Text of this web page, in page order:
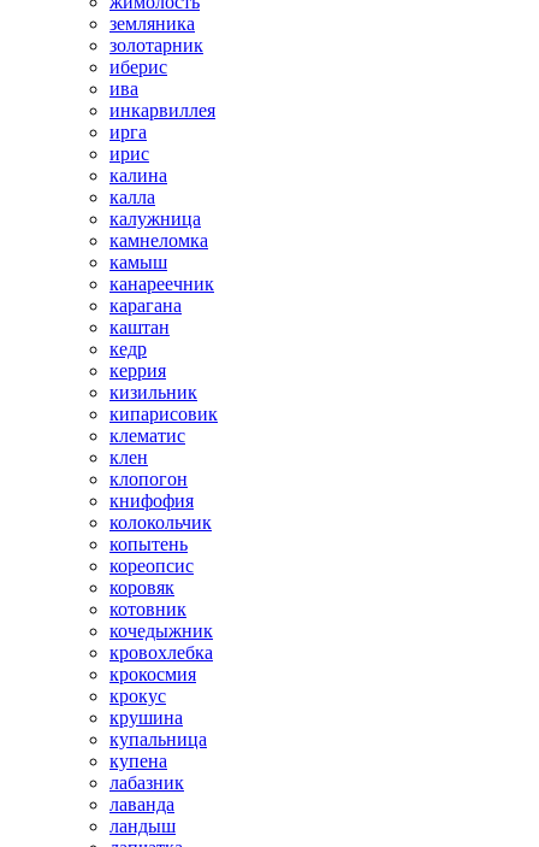
земляника
золотарник
иберис
ива
инкарвиллея
ирга
ирис
калина
калла
калужница
камнеломка
камыш
канареечник
карагана
каштан
кедр
керрия
кизильник
кипарисовик
клематис
клен
клопогон
книфофия
колокольчик
копытень
кореопсис
коровяк
котовник
кочедыжник
кровохлебка
крокосмия
крокус
крушина
купальница
купена
лабазник
лаванда
ландыш